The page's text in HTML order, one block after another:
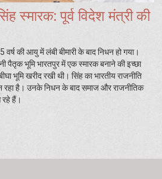
स्मारक: पूर्व विदेश मंत्री की
वर्ष की आयु में लंबी बीमारी के बाद निधन हो गया।
पैतृक भूमि भारतपुर में एक स्मारक बनाने की इच्छा
भूमि खरीद रखी थी। सिंह का भारतीय राजनीति
रहा है। उनके निधन के बाद समाज और राजनीतिक
हैं।